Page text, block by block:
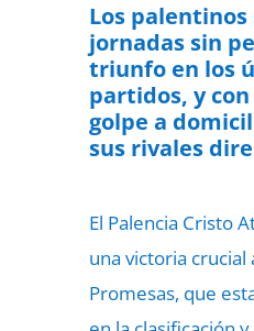
Los
jornadas sin
triunfo en los
partidos, y
golpe a
sus rivales
El Palencia Cristo
una victoria crucial
Promesas, que